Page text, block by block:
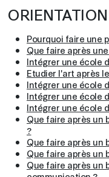
Pourquoi faire une
Que faire après
Intégrer une école
Etudier l'art après
Intégrer une école
Intégrer une école
Intégrer une école
Que faire après un
?
Que faire après un
Que faire après un
Que faire après un